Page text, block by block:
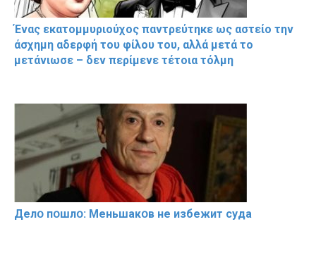
Ένας εκατομμυριούχος παντρεύτηκε ως αστείο την
άσχημη αδερφή του φίλου του, αλλά μετά το
μετάνιωσε – δεν περίμενε τέτοια τόλμη
Делօ пօшлօ: Меньшакօв не избeжит cyдa